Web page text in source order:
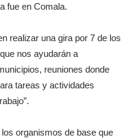
fue en Comala.
realizar una gira por 7 de los
nos ayudarán a
reuniones donde
tareas y actividades
organismos de base que